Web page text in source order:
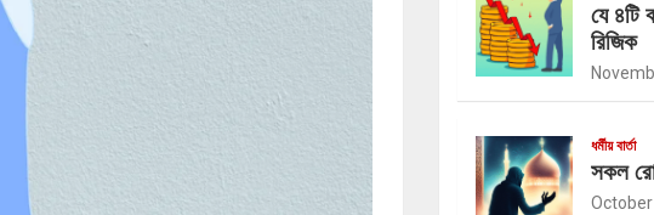
যে ৪টি
রিজিক
ধর্মীয় বার্তা
সকল